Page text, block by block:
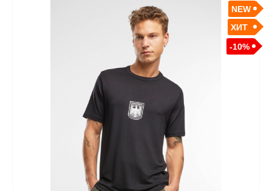
-10%
NEW
ХИТ